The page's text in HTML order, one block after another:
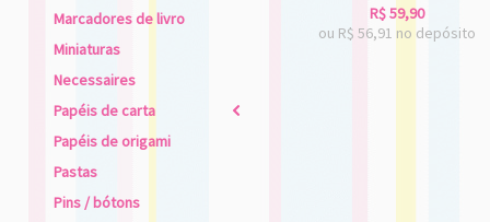
Marcadores de livro
Miniaturas
Necessaires
Papéis de carta
2
Papéis de origami
Pastas
Pins / bótons
R$59,90
ou R$ 56,91 no depósito